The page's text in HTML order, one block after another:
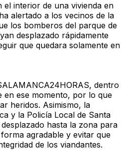
el interior de una vivienda en
alertado a los vecinos de la
los bomberos del parque de
desplazado rápidamente
que quedara solamente en
dentro
en ese momento, por lo que
heridos. Asimismo, la
y la Policía Local de Santa
hasta la zona para
agradable y evitar que
de los viandantes.